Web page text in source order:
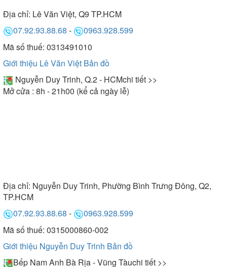
Địa chỉ: Lê Văn Việt, Q9 TP.HCM
07.92.93.88.68 -
0963.928.599
Mã số thuế: 0313491010
Giới thiệu Lê Văn Việt Bản đồ
Nguyễn Duy Trinh, Q.2 - HCMchi tiết >>
Mở cửa : 8h - 21h00 (kể cả ngày lễ)
Địa chỉ: Nguyễn Duy Trinh, Phường Bình Trưng Đông, Q2,
TP.HCM
07.92.93.88.68 -
0963.928.599
Mã số thuế: 0315000860-002
Giới thiệu Nguyễn Duy Trinh Bản đồ
Bếp Nam Anh Bà Rịa - Vũng Tàuchi tiết >>